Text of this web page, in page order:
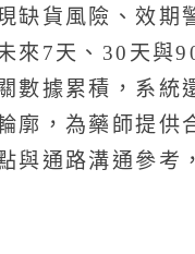
缺貨風險、效期
來7天、30天與
數據累積，系統
廓，為藥師提供
與通路溝通參考